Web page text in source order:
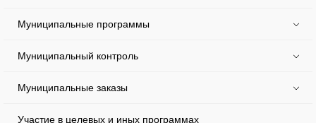
Муниципальные программы
Муниципальный контроль
Муниципальные заказы
Участие в целевых и иных программах